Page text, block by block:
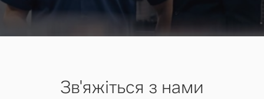
Зв'яжіться з нами